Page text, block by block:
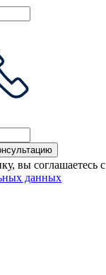
вы соглашаетесь с
данных